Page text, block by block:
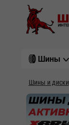
Шины
Шины и диски